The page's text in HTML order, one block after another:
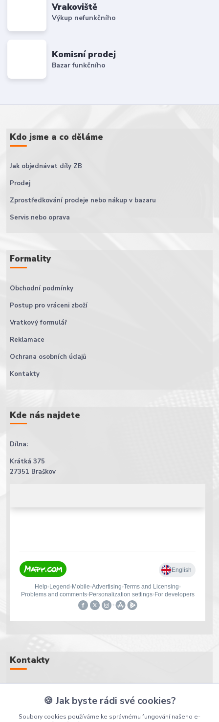
Vrakoviště
Výkup nefunkčního
Komisní prodej
Bazar funkčního
Kdo jsme a co děláme
Jak objednávat díly ZB
Prodej
Zprostředkování prodeje nebo nákup v bazaru
Servis nebo oprava
Formality
Obchodní podmínky
Postup pro vráceni zboží
Vratkový formulář
Reklamace
Ochrana osobních údajů
Kontakty
Kde nás najdete
Dílna:
Krátká 375
27351 Braškov
Kontakty
+420 607 107 607
(Po-Pá, 8-16 hod.)
🍪 Jak byste rádi své cookies?
Soubory cookies používáme ke správnému fungování našeho e-